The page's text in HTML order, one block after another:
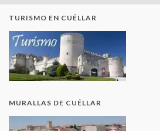
TURISMO EN CUÉLLAR
MURALLAS DE CUÉLLAR